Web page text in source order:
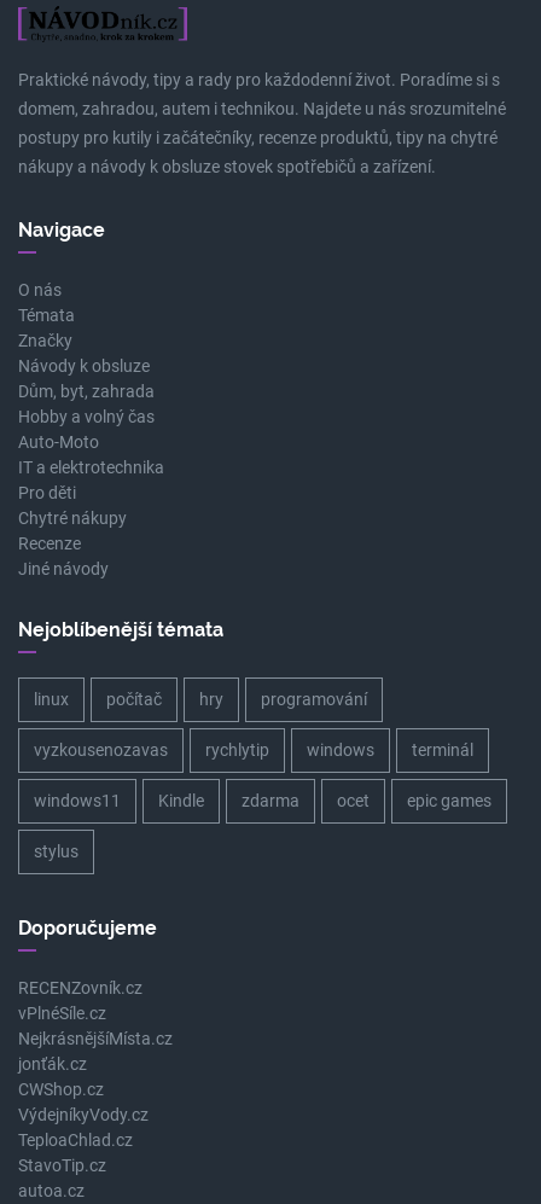
Praktické návody, tipy a rady pro každodenní život. Poradíme si s
domem, zahradou, autem i technikou. Najdete u nás srozumitelné
postupy pro kutily i začátečníky, recenze produktů, tipy na chytré
nákupy a návody k obsluze stovek spotřebičů a zařízení.
Navigace
O nás
Témata
Značky
Návody k obsluze
Dům, byt, zahrada
Hobby a volný čas
Auto-Moto
IT a elektrotechnika
Pro děti
Chytré nákupy
Recenze
Jiné návody
Nejoblíbenější témata
linux počítač hry programování
vyzkousenozavas rychlytip windows terminál
windows11 Kindle zdarma ocet epic games
stylus
Doporučujeme
RECENZovník.cz
vPlnéSíle.cz
NejkrásnějšíMísta.cz
jonťák.cz
CWShop.cz
VýdejníkyVody.cz
TeploaChlad.cz
StavoTip.cz
autoa.cz